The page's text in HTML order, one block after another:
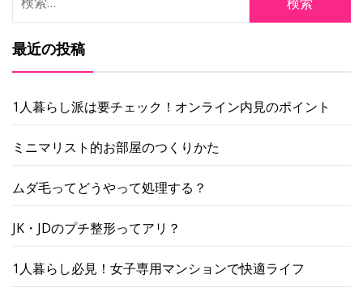
索:
最近の投稿
1人暮らし派は要チェック！オンライン内見のポイント
ミニマリスト的お部屋のつくりかた
ムダ毛ってどうやって処理する？
JK・JDのプチ整形ってアリ？
1人暮らし必見！女子専用マンションで快適ライフ